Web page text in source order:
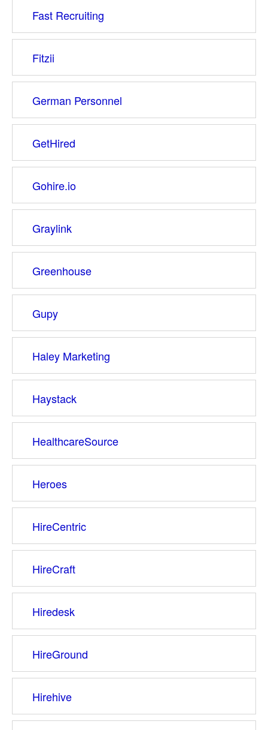
Fast Recruiting
Fitzii
German Personnel
GetHired
Gohire.io
Graylink
Greenhouse
Gupy
Haley Marketing
Haystack
HealthcareSource
Heroes
HireCentric
HireCraft
Hiredesk
HireGround
Hirehive